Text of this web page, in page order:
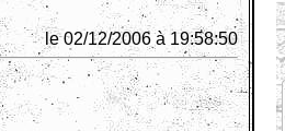
le 02/12/2006 à 19:58:50